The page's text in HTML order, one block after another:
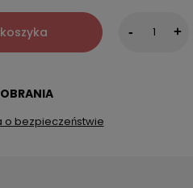
- +
o bezpieczeństwie